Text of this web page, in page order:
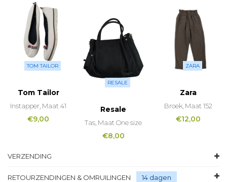
TOM TAILOR
Tom Tailor
Instapper, Maat 41
€9,00
RESALE
Resale
Tas, Maat One size
€8,00
ZARA
Zara
Broek, Maat 152
€12,00
VERZENDING
RETOURZENDINGEN & OMRUILINGEN 14 dagen